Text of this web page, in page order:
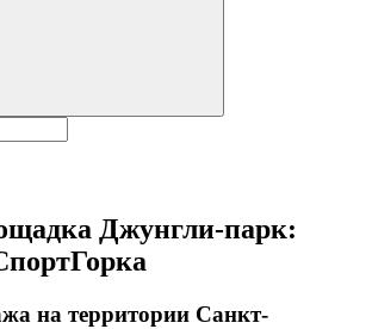
Джунгли-парк:
на территории Санкт-